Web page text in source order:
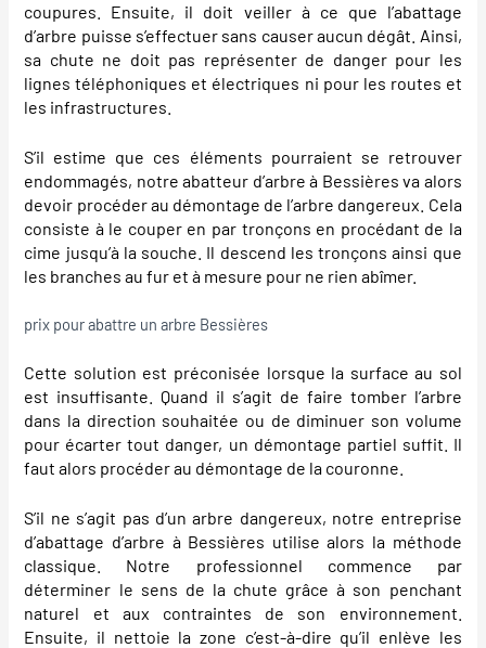
coupures. Ensuite, il doit veiller à ce que l’abattage
d’arbre puisse s’effectuer sans causer aucun dégât. Ainsi,
sa chute ne doit pas représenter de danger pour les
lignes téléphoniques et électriques ni pour les routes et
les infrastructures.
S’il estime que ces éléments pourraient se retrouver
endommagés, notre abatteur d’arbre à Bessières va alors
devoir procéder au démontage de l’arbre dangereux. Cela
consiste à le couper en par tronçons en procédant de la
cime jusqu’à la souche. Il descend les tronçons ainsi que
les branches au fur et à mesure pour ne rien abîmer.
prix pour abattre un arbre Bessières
Cette solution est préconisée lorsque la surface au sol
est insuffisante. Quand il s’agit de faire tomber l’arbre
dans la direction souhaitée ou de diminuer son volume
pour écarter tout danger, un démontage partiel suffit. Il
faut alors procéder au démontage de la couronne.
S’il ne s’agit pas d’un arbre dangereux, notre entreprise
d’abattage d’arbre à Bessières utilise alors la méthode
classique. Notre professionnel commence par
déterminer le sens de la chute grâce à son penchant
naturel et aux contraintes de son environnement.
Ensuite, il nettoie la zone c’est-à-dire qu’il enlève les